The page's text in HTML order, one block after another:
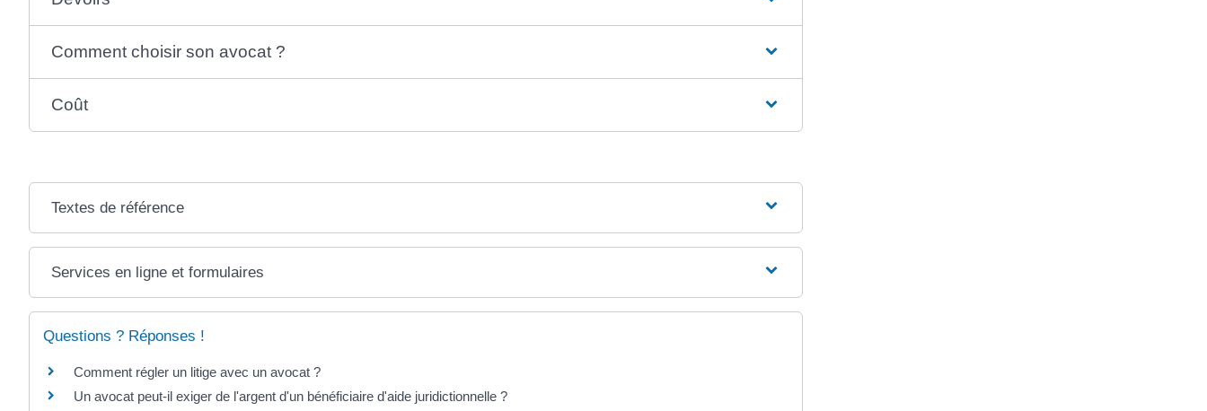
Comment choisir son avocat ?
Coût
Textes de référence
Services en ligne et formulaires
Questions ? Réponses !
Comment régler un litige avec un avocat ?
Un avocat peut-il exiger de l'argent d'un bénéficiaire d'aide juridictionnelle ?